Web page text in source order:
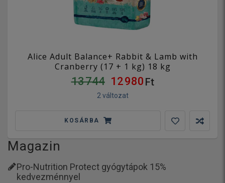
Alice Adult Balance+ Rabbit & Lamb with
Cranberry (17 + 1 kg) 18 kg
13 744 12 980 Ft
2 változat
KOSÁRBA
Magazin
Pro-Nutrition Protect gyógytápok 15%
kedvezménnyel